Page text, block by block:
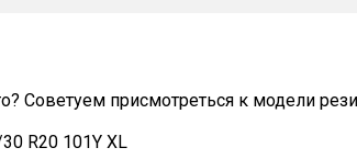
Советуем присмотреться к модели
R20 101Y XL